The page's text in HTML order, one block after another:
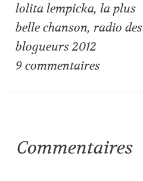
lolita lempicka,la plus
belle chanson, radio des
blogueurs 2012
9 commentaires
Commentaires